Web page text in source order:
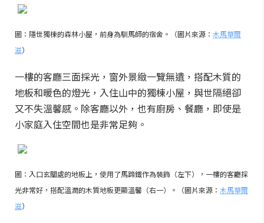
圖：隱世獨棟的森林小屋，前身為馴馬師的宿舍。（圖片來源： 木馬華爾
滋）
一樓的客廳三面採光，窗外景緻一覽無遺，搭配木質的
地板和暖色的燈光，入住山中的獨棟小屋，與世隔絕卻
又不失溫馨感。除客廳以外，也有廚房、餐廳，即使是
小家庭入住空間也是非常足夠。
圖：入口玄關處的地板上，使用了馬蹄鐵作為裝飾（左下），一樓的客廳採
光非常好，搭配溫潤的木質地板更顯溫馨（右一）。（圖片來源： 木馬華爾
滋）